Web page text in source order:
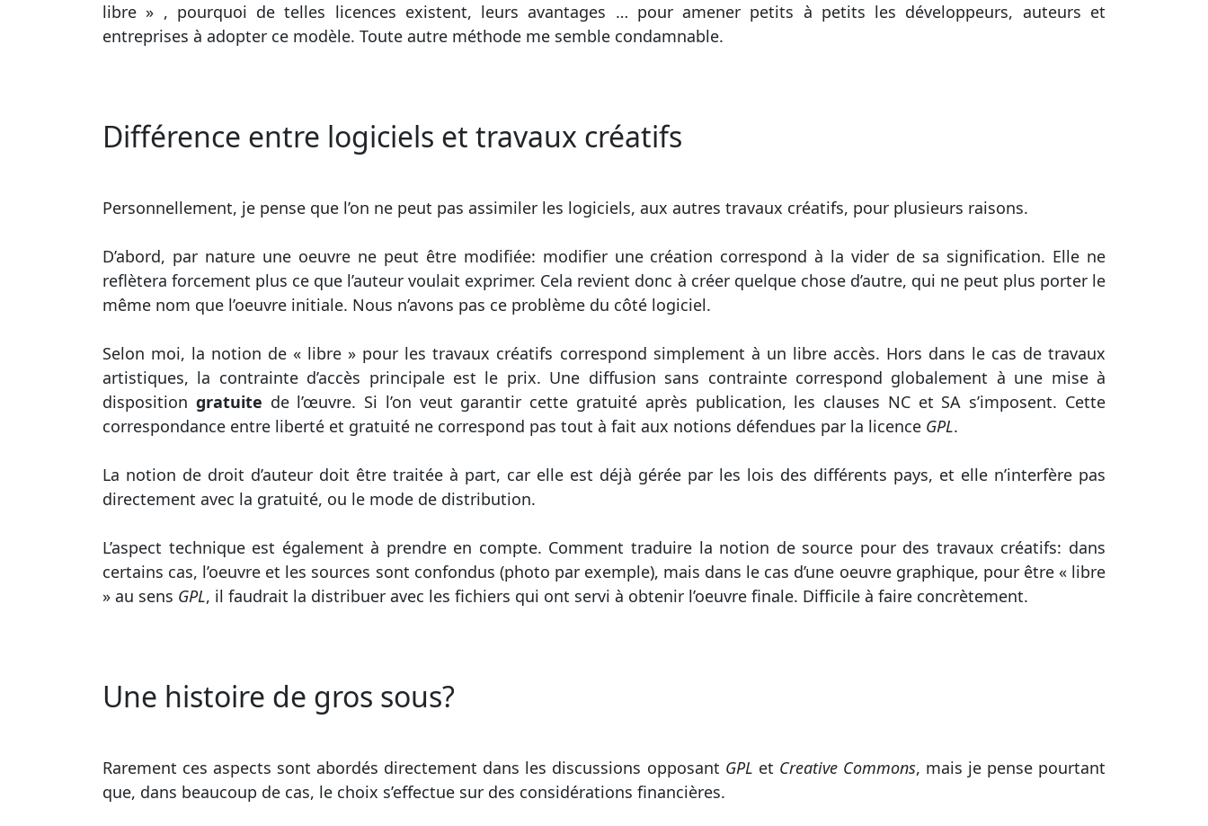
libre » , pourquoi de telles licences existent, leurs avantages … pour amener petits à petits les développeurs, auteurs et
entreprises à adopter ce modèle. Toute autre méthode me semble condamnable.
Différence entre logiciels et travaux créatifs
Personnellement, je pense que l’on ne peut pas assimiler les logiciels, aux autres travaux créatifs, pour plusieurs raisons.
D’abord, par nature une oeuvre ne peut être modifiée: modifier une création correspond à la vider de sa signification. Elle ne
reflètera forcement plus ce que l’auteur voulait exprimer. Cela revient donc à créer quelque chose d’autre, qui ne peut plus porter le
même nom que l’oeuvre initiale. Nous n’avons pas ce problème du côté logiciel.
Selon moi, la notion de « libre » pour les travaux créatifs correspond simplement à un libre accès. Hors dans le cas de travaux
artistiques, la contrainte d’accès principale est le prix. Une diffusion sans contrainte correspond globalement à une mise à
disposition gratuite de l’œuvre. Si l’on veut garantir cette gratuité après publication, les clauses NC et SA s’imposent. Cette
correspondance entre liberté et gratuité ne correspond pas tout à fait aux notions défendues par la licence GPL.
La notion de droit d’auteur doit être traitée à part, car elle est déjà gérée par les lois des différents pays, et elle n’interfère pas
directement avec la gratuité, ou le mode de distribution.
L’aspect technique est également à prendre en compte. Comment traduire la notion de source pour des travaux créatifs: dans
certains cas, l’oeuvre et les sources sont confondus (photo par exemple), mais dans le cas d’une oeuvre graphique, pour être « libre
» au sens GPL, il faudrait la distribuer avec les fichiers qui ont servi à obtenir l’oeuvre finale. Difficile à faire concrètement.
Une histoire de gros sous?
Rarement ces aspects sont abordés directement dans les discussions opposant GPL et Creative Commons, mais je pense pourtant
que, dans beaucoup de cas, le choix s’effectue sur des considérations financières.